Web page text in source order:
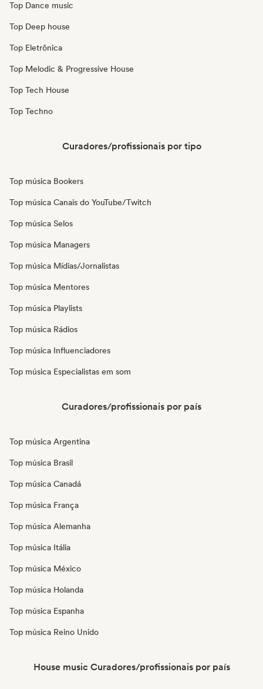
Top Dance music
Top Deep house
Top Eletrônica
Top Melodic & Progressive House
Top Tech House
Top Techno
Curadores/profissionais por tipo
Top música Bookers
Top música Canais do YouTube/Twitch
Top música Selos
Top música Managers
Top música Mídias/Jornalistas
Top música Mentores
Top música Playlists
Top música Rádios
Top música Influenciadores
Top música Especialistas em som
Curadores/profissionais por país
Top música Argentina
Top música Brasil
Top música Canadá
Top música França
Top música Alemanha
Top música Itália
Top música México
Top música Holanda
Top música Espanha
Top música Reino Unido
House music Curadores/profissionais por país